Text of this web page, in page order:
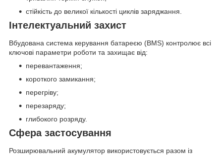
стійкість до великої кількості циклів заряджання.
Інтелектуальний захист
Вбудована система керування батареєю (BMS) контролює всі
ключові параметри роботи та захищає від:
перевантаження;
короткого замикання;
перегріву;
перезаряду;
глибокого розряду.
Сфера застосування
Розширювальний акумулятор використовується разом із